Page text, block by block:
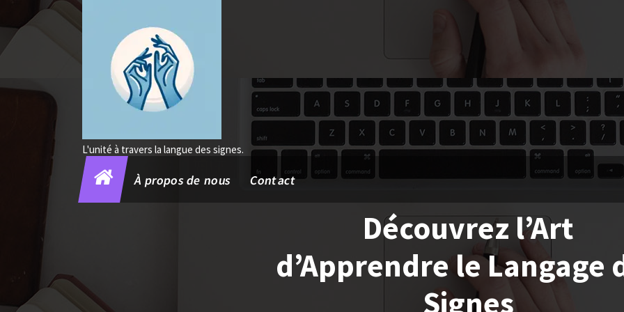
au
contenu
L'unité à travers la langue des signes.
À propos de nous Contact
Découvrez l’Art
d’Apprendre le Langage
Signes